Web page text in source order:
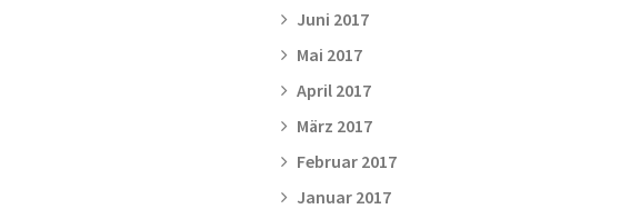
Juni 2017
Mai 2017
April 2017
März 2017
Februar 2017
Januar 2017